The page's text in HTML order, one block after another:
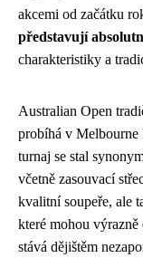
akcemi od začátku
představují
charakteristiky a
Australian Open
probíhá v Melbourne
turnaj se stal
včetně zasouvací
kvalitní soupeře, ale
které mohou
stává dějištěm